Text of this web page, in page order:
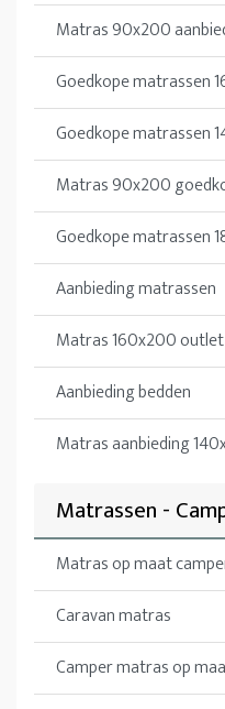
Matras 90x200
Goedkope matrassen
Goedkope matrassen
Matras 90x200
Goedkope matrassen
Aanbieding matrassen
Matras 160x200 outlet
Aanbieding bedden
Matras aanbieding
Matrassen -
Matras op maat
Caravan matras
Camper matras op